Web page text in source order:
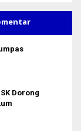
Dorong